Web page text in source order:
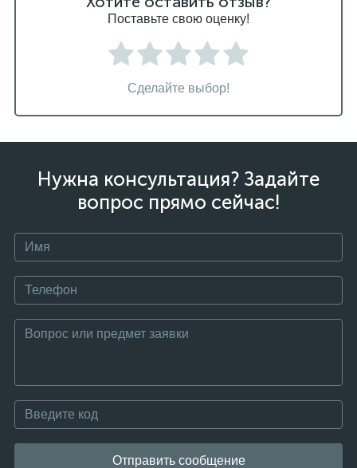
Поставьте свою оценку!
Сделайте выбор!
Нужна консультация? Задайте
вопрос прямо сейчас!
Отправить сообщение